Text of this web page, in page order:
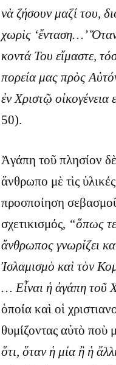
νὰ ζήσουν μαζί του,
χωρὶς ‘ἔνταση…’
κοντά Του εἴμαστε,
πορεία μας πρὸς
ἐν Χριστῷ οἰκογένεια
50).
Ἀγάπη τοῦ πλησίον
ἄνθρωπο μὲ τὶς
προσποίηση
σχετικισμός, “ὅπως
ἄνθρωπος γνωρίζει
Ἰσλαμισμὸ καὶ τὸν
… Εἶναι ἡ ἀγάπη τοῦ
ὁποία καὶ οἱ
θυμίζοντας αὐτὸ ποὺ
ὅτι, ὅταν ἡ μία ἢ ἡ